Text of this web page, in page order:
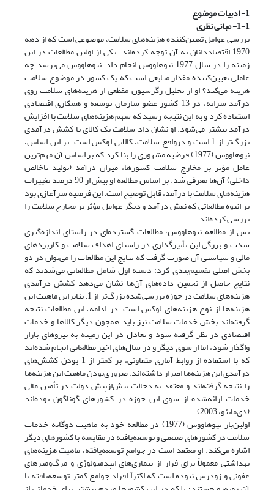
1- ادبیات موضوع
1-1- مبانی نظری
بررسی عوامل تعیین‌کننده هزینه‌های سلامت، موضوعی است که از دهه‌
1970 اقتصاددانان به آن توجه کرده‌اند. یکی از اولین مطالعات در این
زمینه را در سال 1977 نیوهاووس انجام داد. نیوهاووس می‌پرسد چه
عاملی تعیین‌کننده مقدار منابعی است که یک کشور در موضوع سلامت
هزینه می‌‌کند؟ او از تحلیل رگرسیون مقطعی از هزینه‌های سلامت روی
درآمد سرانه، در 13 کشور عضو سازمان توسعه و همکاری اقتصادی
استفاده کرد و به این نتیجه رسید که سهم هزینه‌های سلامت با افزایش
درآمد بیشتر می‌شود. او نشان داد سلامت یک کالای با کشش درآمدی
بزرگ‌تر از 1 است و در‌واقع سلامت، کالایی لوکس است. بر این اساس،
نیوهاووس (1977) فرضیه‌ مشهوری را بنا کرد که بر اساس آن مهم‌ترین
عامل مؤثر بر مخارج سلامت کشورها، میزان درآمد (تولید ناخالص
داخلی) آن‌ها معرفی شد. بر اساس مطالعه او بیش از 90 درصد تغییرات
هزینه‌های سلامت با درآمد، قابل توضیح است. این فرضیه سرآغازی بود
بر انبوه مطالعاتی که نقش درآمد و دیگر عوامل مؤثر بر مخارج سلامت را
بررسی کرده‌اند.
پس از مطالعه نیوهاووس، مطالعات گسترده‌ای در راستای اندازه‌گیری
شدت و بزرگی این تأثیرگذاری در راستای اهداف سلامت و کاربردهای
مالی و سیاستی آن صورت گرفت که نتایج این مطالعات را می‌توان در دو
بخش اصلی تقسیم‌بندی کرد: دسته اول شامل مطالعاتی می‌شدند که
نتایج حاصل از تخمین داده‌های آن‌ها نشان می‌دهد کشش درآمدی
هزینه‌های سلامت در حوزه بررسی‌شده بزرگ‌تر از 1. بنابراین ماهیت این
هزینه‌ها از نوع هزینه‌های لوکس است. در ادامه، این مطالعات نتیجه
گرفته‌اند بخش خدمات سلامت نیز باید همچون دیگر کالاها و خدمات
اقتصادی در نظر گرفته شود و تعادل در این زمینه به نیروهای بازار
واگذار شود، اما از سوی دیگر و در سال‌های اخیر مطالعاتی انجام شده‌اند
که با استفاده از روابط آماری متفاوتی، بر کمتر از 1 بودن کشش‌های
درآمدی این هزینه‌ها اصرار داشته‌اند، ضروری‌بودن ماهیت این هزینه‌ها
را نتیجه گرفته‌اند و معتقد به دخالت بیش‌از‌پیش دولت در تأمین مالی
خدمات ارائه‌شده از سوی این حوزه در کشورهای گوناگون بوده‌اند
(دی‌ماتئو، 2003).
اولین‌بار نیوهاووس (1977) در مطالعه خود به ماهیت دوگانه‌ خدمات
سلامت در کشورهای صنعتی و توسعه‌یافته در مقایسه با کشورهای دیگر
اشاره می‌کند. او معتقد است در جوامع توسعه‌یافته، ماهیت هزینه‌های
بهداشتی معمولاً برای فرار از بیماری‌های ایپدمیولوژی و مرگ‌و‌میرهای
عفونی و زودرس نبوده است که اکثراً افراد جوامع کمتر توسعه‌یافته با